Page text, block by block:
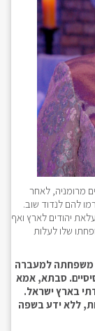
מרומניה, לאחר
להם לנדוד שוב.
יהודים לארץ ואף
שלו לעלות
עם משפחתה למעברה
סבתא, אמא
בארץ ישראל.
ללא ידע בשפה